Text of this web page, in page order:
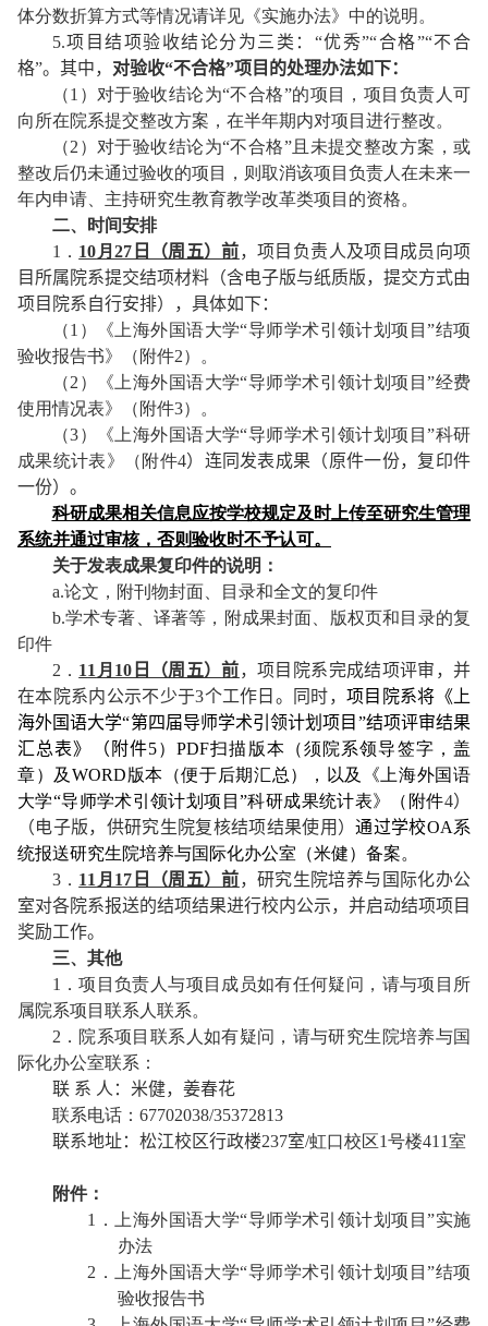
体分数折算方式等情况请详见《实施办法》中的说明。
5.项目结项验收结论分为三类：“优秀”“合格”“不合
格”。其中， 对验收“不合格”项目的处理办法如下：
（1 ）对于验收结论为“不合格”的项目，项目负责人可
向所在院系提交整改方案，在半年期内对项目进行整改。
（2 ）对于验收结论为“不合格”且未提交整改方案，或
整改后仍未通过验收的项目，则取消该项目负责人在未来一
年内申请、主持研究生教育教学改革类项目的资格。
二、时间安排
1 ． 10 月27 日（周 五）前，项目负责人及项目成员向项
目所属院系提交结项材料（含电子版与纸质版，提交方式由
项目院系自行安排），具体如下：
（1 ）《上海外国语大学“导师学术引领计划项目”结项
验收报告书》（附件2）。
（2 ）《上海外国语大学“导师学术引领计划项目”经费
使用情况表》（附件3）。
（3）《上海外国语大学“导师学术引领计划项目”科研
成果统计表》（附件4）连同发表成果（原件一份，复印件
一份）。
科研成果相关信息应按学校规定及时上传至研究生管理
系统并通过审核，否则验收时不予认可。
关于发表成果复印件的说明：
a.论文，附刊物封面、目录和全文的复印件
b.学术专著、译著等，附成果封面、版权页和目录的复
印件
2 ． 11 月 10 日（周五）前，项目院系完成结项评审，并
在本院系内公示不少于3个工作日。同时，项目院系将《上
海外国语大学“第四届导师学术引领计划项目”结项评审结果
汇总表》（附件5）PDF扫描版本（须院系领导签字，盖
章）及 WORD版本（便于后期汇总），以及
《上海外国语
大学“导师学术引领计划项目”科研成果统计表》（附件4）
（电子版，供研究生院复核结项结果使用）通过学校OA系
统报送研究生院培养与国际化办公室（米健）备案。
3． 11 月 17 日（周五）前，研究生院培养与国际化办公
室对各院系报送的结项结果进行校内公示，并启动结项项目
奖励工作。
三、其他
1 ．项目负责人与项目成员如有任何疑问，请与项目所
属院系项目联系人联系。
2 ．院系项目联系人如有疑问，请与研究生院培养与国
际化办公室联系：
联 系 人：米健， 姜春花
联系电话： 67702038/35372813
联系地址： 松江校区行政楼237室/虹口校区1号楼411室
附件：
1
．上海外国语大学“导师学术引领计划项目”实施
办法
2 ．上海外国语大学“导师学术引领计划项目”结项
验收报告书